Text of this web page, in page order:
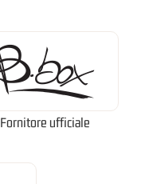
Fornitore ufficiale